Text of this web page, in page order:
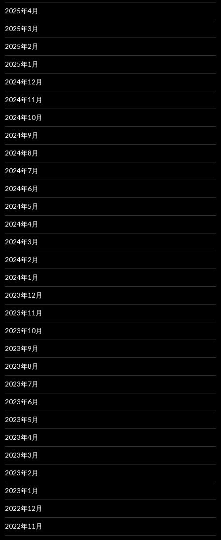
2025年4月
2025年3月
2025年2月
2025年1月
2024年12月
2024年11月
2024年10月
2024年9月
2024年8月
2024年7月
2024年6月
2024年5月
2024年4月
2024年3月
2024年2月
2024年1月
2023年12月
2023年11月
2023年10月
2023年9月
2023年8月
2023年7月
2023年6月
2023年5月
2023年4月
2023年3月
2023年2月
2023年1月
2022年12月
2022年11月